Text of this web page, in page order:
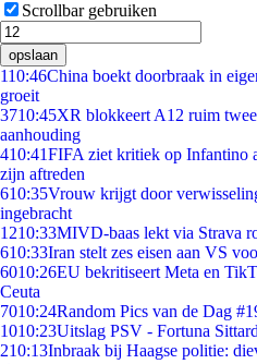
Scrollbar gebruiken
opslaan
110:46China boekt doorbraak in
groeit
3710:45XR blokkeert A12 ruim
aanhouding
410:41FIFA ziet kritiek op Infantino
zijn aftreden
610:35Vrouw krijgt door
ingebracht
1210:33MIVD-baas lekt via Strava
610:33Iran stelt zes eisen aan VS
6010:26EU bekritiseert Meta en
Ceuta
7010:24Random Pics van de Dag
1010:23Uitslag PSV - Fortuna Sittard
210:13Inbraak bij Haagse politie: